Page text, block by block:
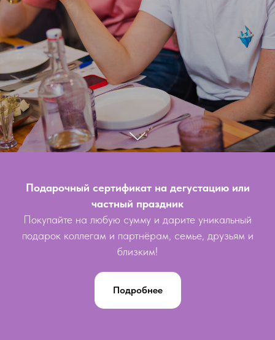
Подарочный сертификат на дегустацию или
частный праздник
Покупайте на любую сумму и дарите уникальный
подарок коллегам и партнёрам, семье, друзьям и
близким!
Подробнее